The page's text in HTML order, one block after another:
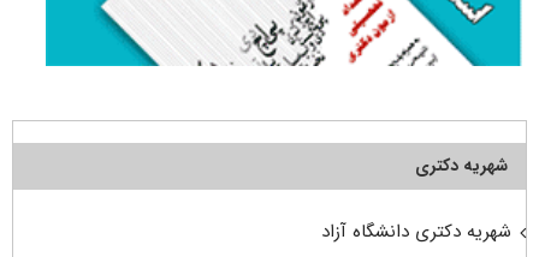
شهریه دکتری
شهریه دکتری دانشگاه آزاد